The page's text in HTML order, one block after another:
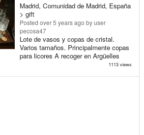
Madrid, Comunidad de Madrid, España
> gift
Posted over 5 years ago by user
pecosa47
Lote de vasos y copas de cristal.
Varios tamaños. Principalmente copas
para licores A recoger en Argüelles
1113 views